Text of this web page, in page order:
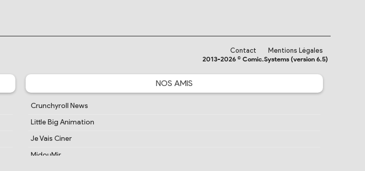
Contact
Mentions Légales
2013-2026 © Comic.Systems (version 6.5)
NOS AMIS
Crunchyroll News
Little Big Animation
Je Vais Ciner
MidouMir